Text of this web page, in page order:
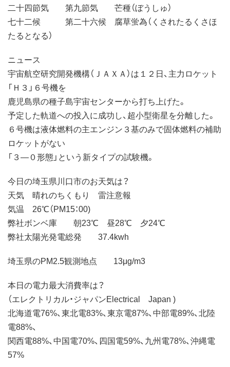
二十四節気 第九節気 芒種（ぼうしゅ）
七十二候 第二十六候 腐草蛍為（くされたるくさほ
たるとなる）
ニュース
宇宙航空研究開発機構（ＪＡＸＡ）は１２日、主力ロケット
「Ｈ３」６号機を
鹿児島県の種子島宇宙センターから打ち上げた。
予定した軌道への投入に成功し、超小型衛星を分離した。
６号機は液体燃料の主エンジン３基のみで固体燃料の補助
ロケットがない
「３―０形態」という新タイプの試験機。
今日の埼玉県川口市のお天気は？
天気 晴れのちくもり 雷注意報
気温 26℃（PM15：00)
弊社ボンベ庫 朝23℃ 昼28℃ 夕24℃
弊社太陽光発電総発 37.4kwh
埼玉県のPM2.5観測地点 13μg/m3
本日の電力最大消費率は？
（エレクトリカル・ジャパンElectrical Japan )
北海道電76%、東北電83%、東京電87%、中部電89%、北陸
電88%、
関西電88%、中国電70%、四国電59%、九州電78%、沖縄電
57%